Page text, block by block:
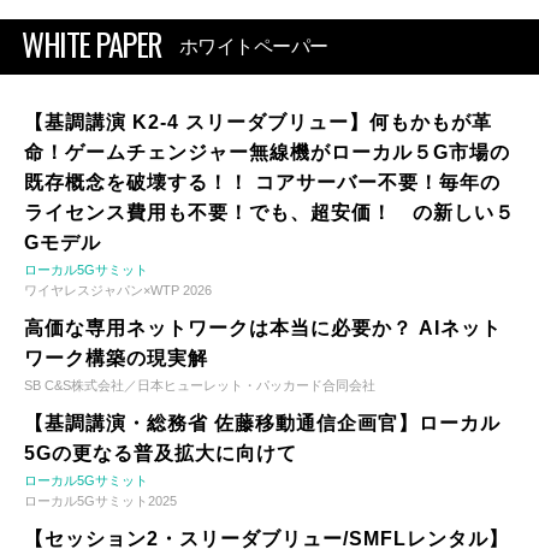
WHITE PAPER ホワイトペーパー
【基調講演 K2-4 スリーダブリュー】何もかもが革
命！ゲームチェンジャー無線機がローカル５G市場の
既存概念を破壊する！！ コアサーバー不要！毎年の
ライセンス費用も不要！でも、超安価！ の新しい５
Gモデル
ローカル5Gサミット
ワイヤレスジャパン×WTP 2026
高価な専用ネットワークは本当に必要か？ AIネット
ワーク構築の現実解
SB C&S株式会社／日本ヒューレット・パッカード合同会社
【基調講演・総務省 佐藤移動通信企画官】ローカル
5Gの更なる普及拡大に向けて
ローカル5Gサミット
ローカル5Gサミット2025
【セッション2・スリーダブリュー/SMFLレンタル】